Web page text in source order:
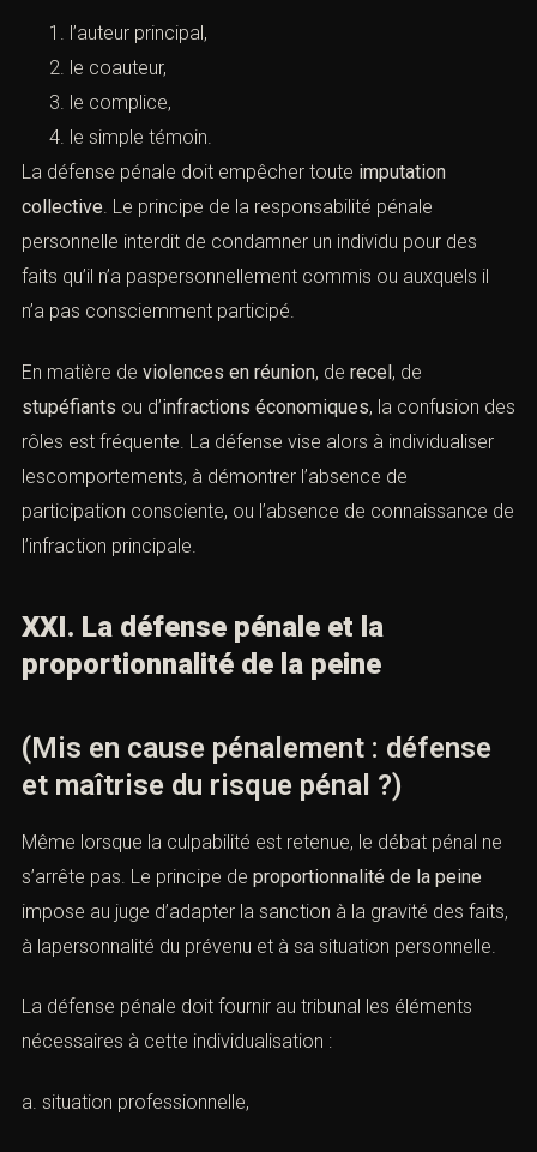
l’auteur principal,
le coauteur,
le complice,
le simple témoin.
La défense pénale doit empêcher toute imputation
collective. Le principe de la responsabilité pénale
personnelle interdit de condamner un individu pour des
faits qu’il n’a paspersonnellement commis ou auxquels il
n’a pas consciemment participé.
En matière de violences en réunion, de recel, de
stupéfiants ou d’infractions économiques, la confusion des
rôles est fréquente. La défense vise alors à individualiser
lescomportements, à démontrer l’absence de
participation consciente, ou l’absence de connaissance de
l’infraction principale.
XXI. La défense pénale et la
proportionnalité de la peine
(Mis en cause pénalement : défense
et maîtrise du risque pénal ?)
Même lorsque la culpabilité est retenue, le débat pénal ne
s’arrête pas. Le principe de proportionnalité de la peine
impose au juge d’adapter la sanction à la gravité des faits,
à lapersonnalité du prévenu et à sa situation personnelle.
La défense pénale doit fournir au tribunal les éléments
nécessaires à cette individualisation :
a. situation professionnelle,